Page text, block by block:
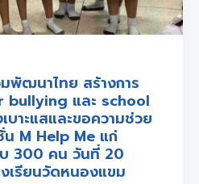
พัฒนาไทย สร้างการ
bullying และ school
บาะแสและขอความช่วย
M Help Me แก่
300 คน วันที่ 20
เรียนวัดหนองแขม